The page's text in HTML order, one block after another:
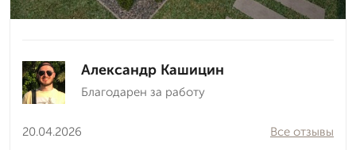
Александр Кашицин
Благодарен за работу
20.04.2026
Все отзывы